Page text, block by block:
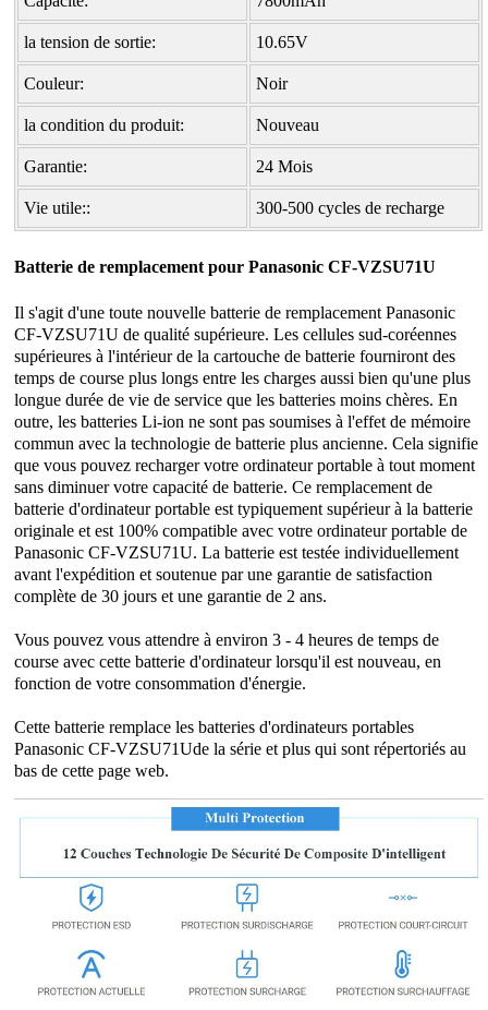
la tension de sortie: 10.65V
Couleur: Noir
la condition du produit: Nouveau
Garantie: 24 Mois
Vie utile:: 300-500 cycles de recharge
Batterie de remplacement pour PanasonicCF-VZSU71U
Il s'agit d'une toute nouvellebatterie de remplacement Panasonic
CF-VZSU71Ude qualité supérieure. Les cellules sud-coréennes
supérieures à l'intérieur de la cartouche de batterie fourniront des
temps de course plus longs entre les charges aussi bien qu'une plus
longue durée de vie de service que les batteries moins chères. En
outre, les batteries Li-ion ne sont pas soumises à l'effet de mémoire
commun avec la technologie de batterie plus ancienne. Cela signifie
que vous pouvez recharger votre ordinateur portable à tout moment
sans diminuer votre capacité de batterie. Ce remplacement de
batterie d'ordinateur portable est typiquement supérieur à la batterie
originale et est 100% compatible avec votre ordinateur portable de
Panasonic CF-VZSU71U. La batterie est testée individuellement
avant l'expédition et soutenue par une garantie de satisfaction
complète de 30 jours et une garantie de 2 ans.
Vous pouvez vous attendre à environ 3 - 4 heures de temps de
course avec cette batterie d'ordinateur lorsqu'il est nouveau, en
fonction de votre consommation d'énergie.
Cette batterie remplace les batteries d'ordinateurs portables
Panasonic CF-VZSU71Ude la série et plus qui sont répertoriés au
bas de cette page web.